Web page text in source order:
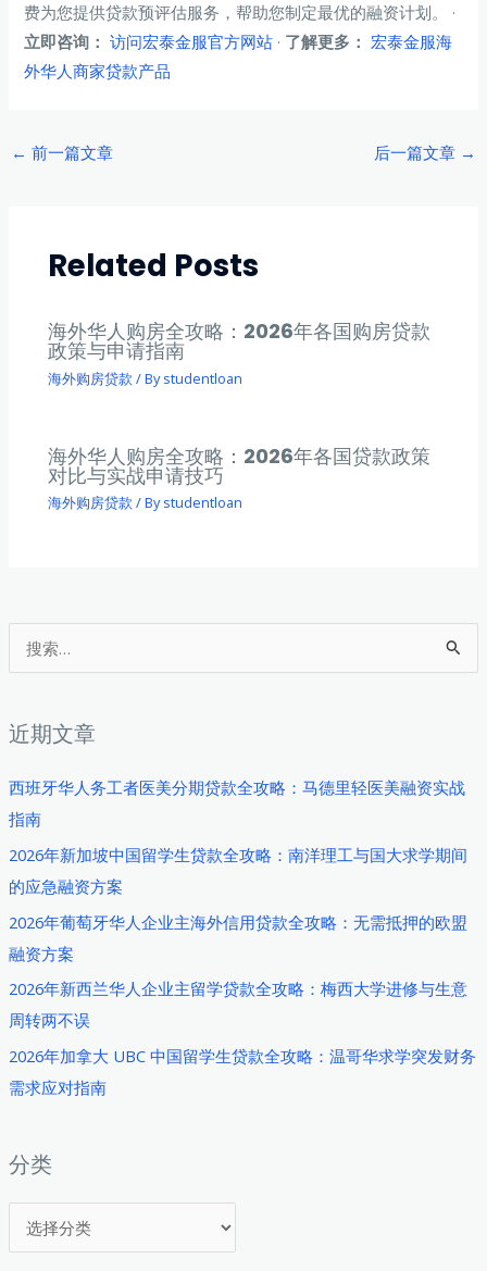
索
近期文章
西班牙华人务工者医美分期贷款全攻略：马德里轻医美融资实战
指南
2026年新加坡中国留学生贷款全攻略：南洋理工与国大求学期间
的应急融资方案
2026年葡萄牙华人企业主海外信用贷款全攻略：无需抵押的欧盟
融资方案
2026年新西兰华人企业主留学贷款全攻略：梅西大学进修与生意
周转两不误
2026年加拿大 UBC 中国留学生贷款全攻略：温哥华求学突发财务
需求应对指南
分类
类
费为您提供贷款预评估服务，帮助您制定最优的融资计划。 ·
立即咨询： 访问宏泰金服官方网站 · 了解更多： 宏泰金服海
外华人商家贷款产品
Post
← 前一篇文章 后一篇文章 →
Related Posts
海外华人购房全攻略：2026年各国购房贷款
政策与申请指南
海外购房贷款 / Bystudentloan
海外华人购房全攻略：2026年各国贷款政策
对比与实战申请技巧
海外购房贷款 / Bystudentloan